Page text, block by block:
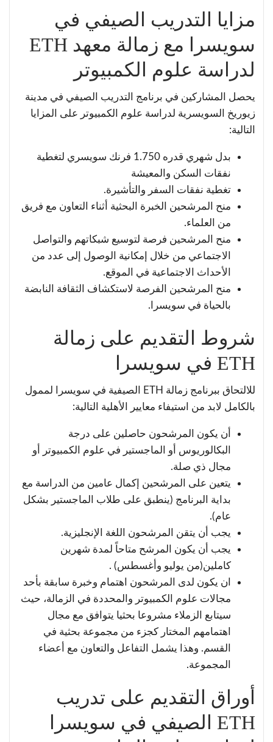
مزايا التدريب الصيفي في
سويسرا مع زمالة معهد ETH
لدراسة علوم الكمبيوتر
يحصل المشاركين في برنامج التدريب الصيفي في مدينة
زيوريخ السويسرية لدراسة علوم الكمبيوتر على المزايا
التالية:
بدل شهري قدره 1.750 فرنك سويسري لتغطية
نفقات السكن والمعيشة
تغطية نفقات السفر والتأشيرة.
منح المرشحين الخبرة البحثية أثناء التعاون مع فريق
من العلماء.
منح المرشحين فرصة لتوسيع شبكاتهم والتواصل
الاجتماعي من خلال إمكانية الوصول إلى عدد من
الأحداث الاجتماعية في الموقع.
منح المرشحين الفرصة لاستكشاف الثقافة النابضة
بالحياة في سويسرا.
شروط التقديم على زمالة
ETH في سويسرا
للالتحاق ببرنامج زمالة ETH الصيفية في سويسرا لممول
بالكامل لابد من استيفاء معايير الأهلية التالية:
أن يكون المرشحون حاصلين على درجة
البكالوريوس أو الماجستير في علوم الكمبيوتر أو
مجال ذي صلة.
يتعين على المرشحين إكمال عامين من الدراسة مع
بداية البرنامج (ينطبق على طلاب الماجستير بشكل
عام).
يجب أن يتقن المرشحون اللغة الإنجليزية.
يجب أن يكون المرشح متاحاً لمدة شهرين
كاملين(من يوليو وأغسطس) .
ان يكون لدى المرشحون اهتمام وخبرة سابقة بأحد
مجالات علوم الكمبيوتر والمحددة في الزمالة، حيث
سيتابع الزملاء مشروعا بحثيا يتوافق مع مجال
اهتمامهم المختار كجزء من مجموعة بحثية في
القسم. وهذا يشمل التفاعل والتعاون مع أعضاء
المجموعة.
أوراق التقديم على تدريب
ETH الصيفي في سويسرا